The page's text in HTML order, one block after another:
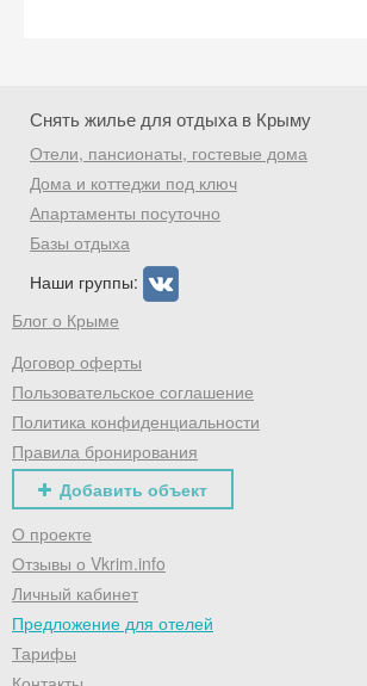
Снять жилье для отдыха в Крыму
Отели, пансионаты, гостевые дома
Дома и коттеджи под ключ
Апартаменты посуточно
Базы отдыха
Наши группы:
Блог о Крыме
Договор оферты
Пользовательское соглашение
Политика конфиденциальности
Правила бронирования
Добавить объект
О проекте
Отзывы о Vkrim.info
Личный кабинет
Предложение для отелей
Тарифы